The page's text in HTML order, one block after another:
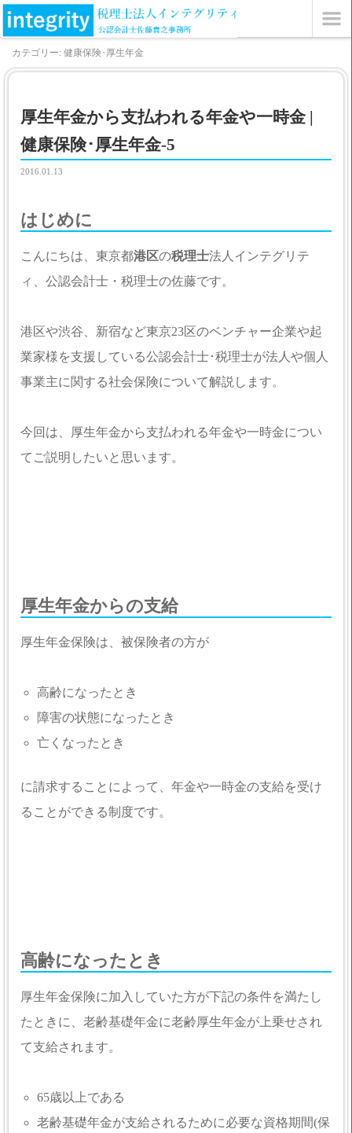
カテゴリー: 健康保険･厚生年金
厚生年金から支払われる年金や一時金 |
健康保険･厚生年金-5
2016.01.13
はじめに
こんにちは、東京都港区の税理士法人インテグリテ
ィ、公認会計士・税理士の佐藤です。
港区や渋谷、新宿など東京23区のベンチャー企業や起
業家様を支援している公認会計士･税理士が法人や個人
事業主に関する社会保険について解説します。
今回は、厚生年金から支払われる年金や一時金につい
てご説明したいと思います。
厚生年金からの支給
厚生年金保険は、被保険者の方が
高齢になったとき
障害の状態になったとき
亡くなったとき
に請求することによって、年金や一時金の支給を受け
ることができる制度です。
高齢になったとき
厚生年金保険に加入していた方が下記の条件を満たし
たときに、老齢基礎年金に老齢厚生年金が上乗せされ
て支給されます。
65歳以上である
老齢基礎年金が支給されるために必要な資格期間(保